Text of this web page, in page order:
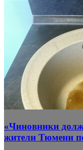
«Чиновники
жители Тюмени